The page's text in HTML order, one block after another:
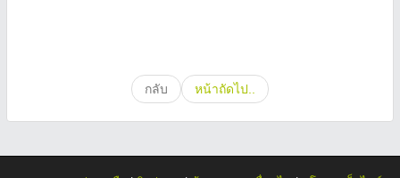
กลับ หน้าถัดไป..